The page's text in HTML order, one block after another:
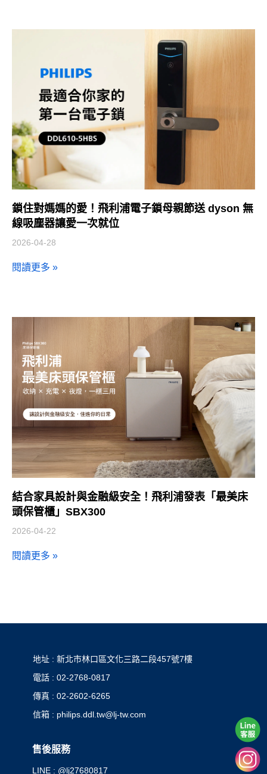
鎖住對媽媽的愛！飛利浦電子鎖母親節送 dyson 無
線吸塵器讓愛一次就位
2026-04-28
閱讀更多 »
結合家具設計與金融級安全！飛利浦發表「最美床
頭保管櫃」SBX300
2026-04-22
閱讀更多 »
地址 : 新北市林口區文化三路二段457號7樓
電話 : 02-2768-0817
傳真 : 02-2602-6265
信箱 : philips.ddl.tw@lj-tw.com
售後服務
LINE : @lj27680817